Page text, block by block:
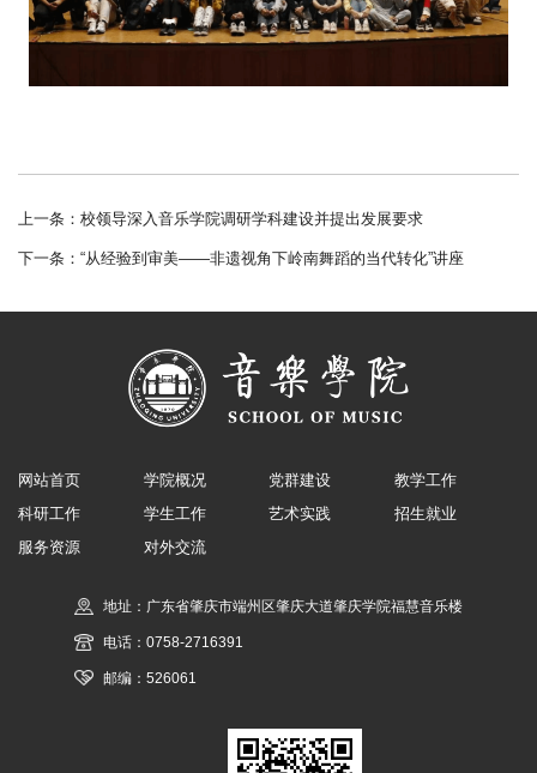
上一条： 校领导深入音乐学院调研学科建设并提出发展要求
下一条： “从经验到审美——非遗视角下岭南舞蹈的当代转化”讲座
网站首页 学院概况 党群建设
教学工作
科研工作
学生工作 艺术实践
招生就业
服务资源
对外交流
地址：广东省肇庆市端州区肇庆大道肇庆学院福慧音乐楼
电话：0758-2716391
邮编：526061